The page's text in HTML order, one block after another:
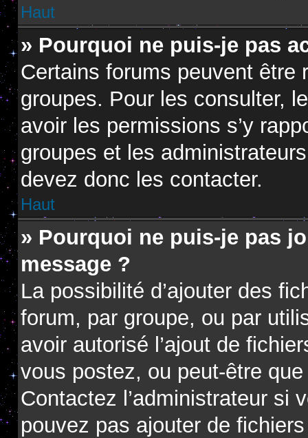
Haut
» Pourquoi ne puis-je pas
Certains forums peuvent être
groupes. Pour les consulter,
avoir les permissions s’y
groupes et les
devez donc les contacter.
Haut
» Pourquoi ne puis-je pas
message ?
La possibilité d’ajouter des
forum, par groupe, ou par
avoir autorisé l’ajout de
vous postez, ou peut-être
Contactez l’administrateur si
pouvez pas ajouter de